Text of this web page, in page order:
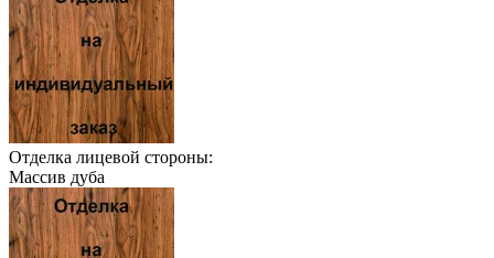
Отделка лицевой стороны:
Массив дуба